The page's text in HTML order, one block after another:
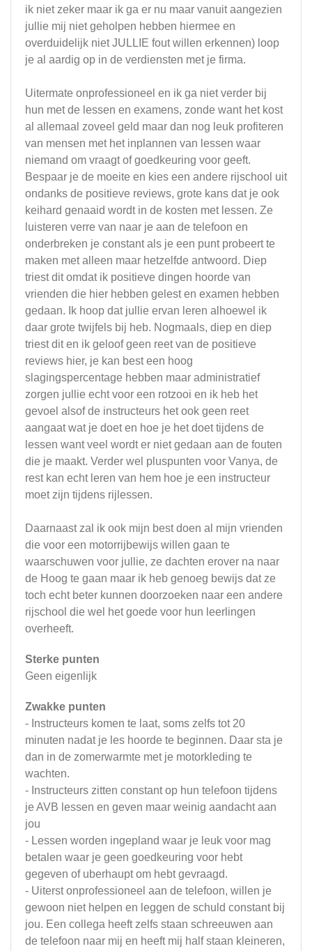
ik niet zeker maar ik ga er nu maar vanuit aangezien
jullie mij niet geholpen hebben hiermee en
overduidelijk niet JULLIE fout willen erkennen) loop
je al aardig op in de verdiensten met je firma.
Uitermate onprofessioneel en ik ga niet verder bij
hun met de lessen en examens, zonde want het kost
al allemaal zoveel geld maar dan nog leuk profiteren
van mensen met het inplannen van lessen waar
niemand om vraagt of goedkeuring voor geeft.
Bespaar je de moeite en kies een andere rijschool uit
ondanks de positieve reviews, grote kans dat je ook
keihard genaaid wordt in de kosten met lessen. Ze
luisteren verre van naar je aan de telefoon en
onderbreken je constant als je een punt probeert te
maken met alleen maar hetzelfde antwoord. Diep
triest dit omdat ik positieve dingen hoorde van
vrienden die hier hebben gelest en examen hebben
gedaan. Ik hoop dat jullie ervan leren alhoewel ik
daar grote twijfels bij heb. Nogmaals, diep en diep
triest dit en ik geloof geen reet van de positieve
reviews hier, je kan best een hoog
slagingspercentage hebben maar administratief
zorgen jullie echt voor een rotzooi en ik heb het
gevoel alsof de instructeurs het ook geen reet
aangaat wat je doet en hoe je het doet tijdens de
lessen want veel wordt er niet gedaan aan de fouten
die je maakt. Verder wel pluspunten voor Vanya, de
rest kan echt leren van hem hoe je een instructeur
moet zijn tijdens rijlessen.
Daarnaast zal ik ook mijn best doen al mijn vrienden
die voor een motorrijbewijs willen gaan te
waarschuwen voor jullie, ze dachten erover na naar
de Hoog te gaan maar ik heb genoeg bewijs dat ze
toch echt beter kunnen doorzoeken naar een andere
rijschool die wel het goede voor hun leerlingen
overheeft.
Sterke punten
Geen eigenlijk
Zwakke punten
- Instructeurs komen te laat, soms zelfs tot 20
minuten nadat je les hoorde te beginnen. Daar sta je
dan in de zomerwarmte met je motorkleding te
wachten.
- Instructeurs zitten constant op hun telefoon tijdens
je AVB lessen en geven maar weinig aandacht aan
jou
- Lessen worden ingepland waar je leuk voor mag
betalen waar je geen goedkeuring voor hebt
gegeven of uberhaupt om hebt gevraagd.
- Uiterst onprofessioneel aan de telefoon, willen je
gewoon niet helpen en leggen de schuld constant bij
jou. Een collega heeft zelfs staan schreeuwen aan
de telefoon naar mij en heeft mij half staan kleineren,